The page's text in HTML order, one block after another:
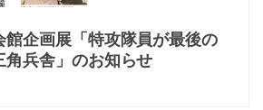
館企画展「特攻隊員が最後の
兵舎」のお知らせ